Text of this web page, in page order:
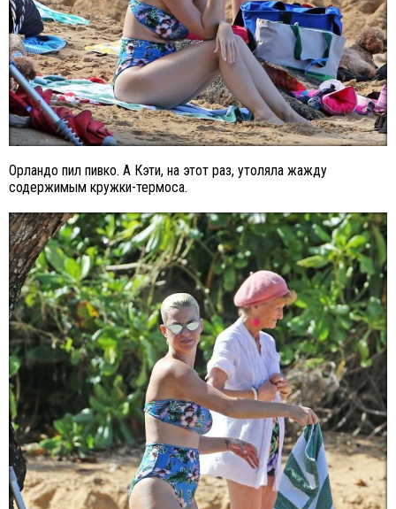
Орландо пил пивко. А Кэти, на этот раз, утоляла жажду
содержимым кружки-термоса.